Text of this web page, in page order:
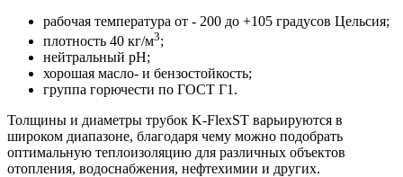
рабочая температура от - 200 до +105 градусов Цельсия;
плотность 40 кг/м3;
нейтральный pH;
хорошая масло- и бензостойкость;
группа горючести по ГОСТ Г1.
Толщины и диаметры трубок K-FlexST варьируются в
широком диапазоне, благодаря чему можно подобрать
оптимальную теплоизоляцию для различных объектов
отопления, водоснабжения, нефтехимии и других.